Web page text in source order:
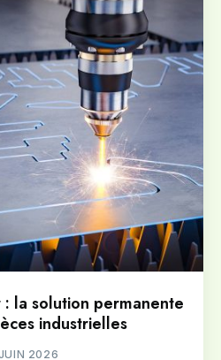
la solution permanente
industrielles
2026